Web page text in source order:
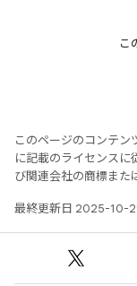
こ
このページのコンテン
に記載のライセンス
び関連会社の商標また
最終更新日 2025-10-